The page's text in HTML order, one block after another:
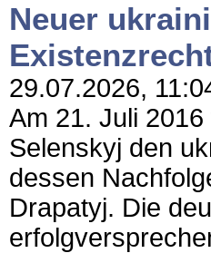
Neuer
29.07.2026,
Am 21. Juli
Selenskyj den
dessen
Drapatyj. Die